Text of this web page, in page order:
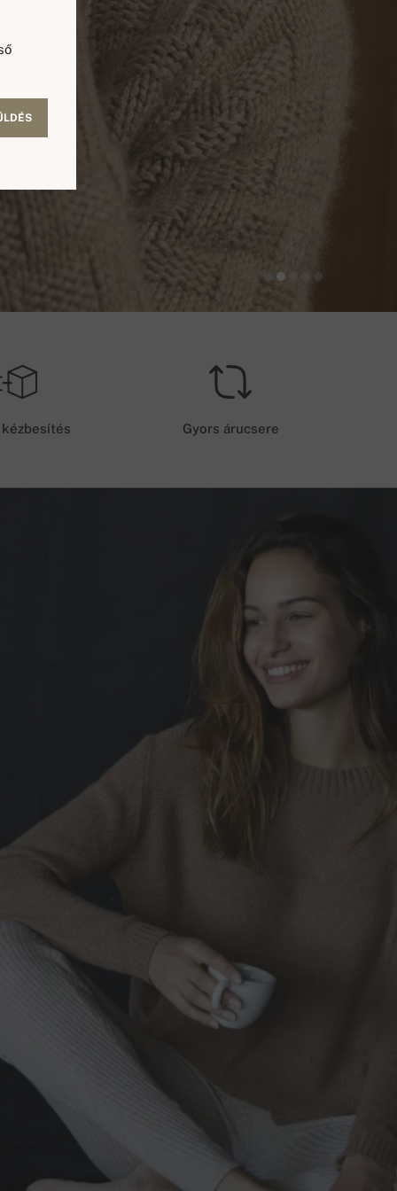
Gyors árucsere